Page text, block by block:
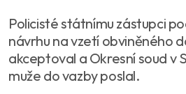
Policisté státnímu zástupci
návrhu na vzetí obviněného
akceptoval a Okresní soud v
muže do vazby poslal.